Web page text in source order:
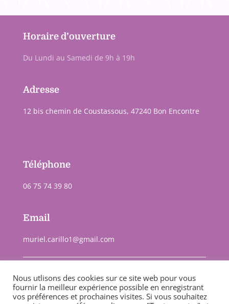
Horaire d’ouverture
Du Lundi au Samedi de 9h à 19h
Adresse
12 bis chemin de Coustassous, 47240 Bon Encontre
Téléphone
06 75 74 39 80
Email
muriel.carillo1@gmail.com
Mc sérénité ©2022 –Télécharger mon RIB
Nous utlisons des cookies sur ce site web pour vous
fournir la meilleur expérience possible en enregistrant
vos préférences et prochaines visites. Si vous souhaitez